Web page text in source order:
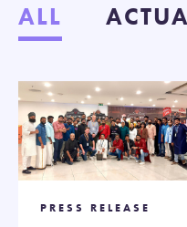
ALL
PRESS RELEASE